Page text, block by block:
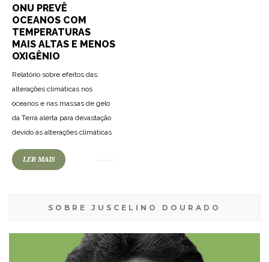
ONU PREVÊ
OCEANOS COM
TEMPERATURAS
MAIS ALTAS E MENOS
OXIGÊNIO
Relatório sobre efeitos das
alterações climáticas nos
oceanos e nas massas de gelo
da Terra alerta para devastação
devido às alterações climáticas
LER MAIS
SOBRE JUSCELINO DOURADO